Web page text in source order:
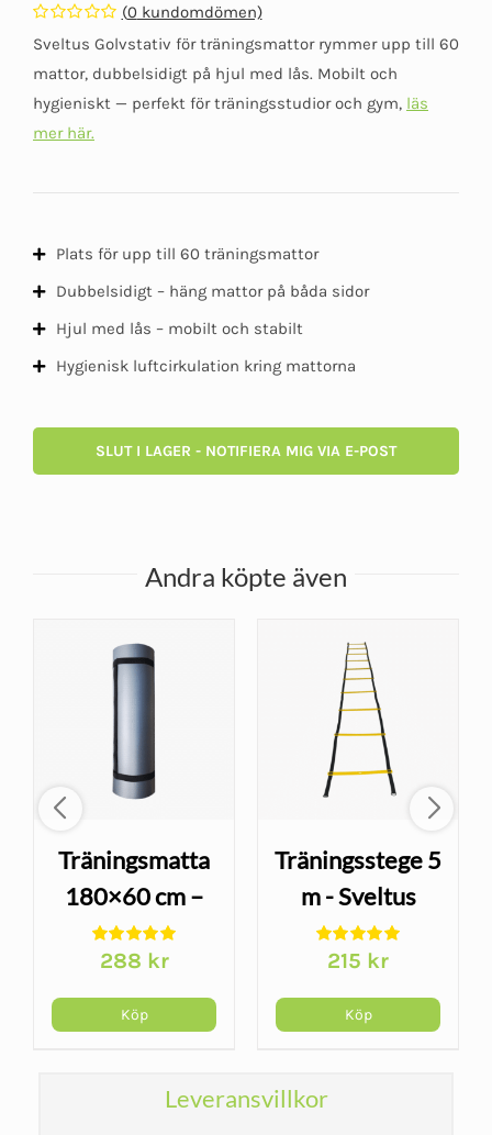
Betygsatt
0
av
(0kundomdömen)
Sveltus Golvstativ för träningsmattor rymmer upp till 60
mattor, dubbelsidigt på hjul med lås. Mobilt och
hygieniskt — perfekt för träningsstudior och gym, läs
mer här.
Plats för upp till 60 träningsmattor
Dubbelsidigt – häng mattor på båda sidor
Hjul med lås – mobilt och stabilt
Hygienisk luftcirkulation kring mattorna
SLUT I LAGER - NOTIFIERA MIG VIA E-POST
Andra köpte även
Träningsmatta
180×60 cm –
yoga och
hemmaträning,
grå
288 kr
Köp
Träningsstege 5
m - Sveltus
215 kr
Köp
Leveransvillkor